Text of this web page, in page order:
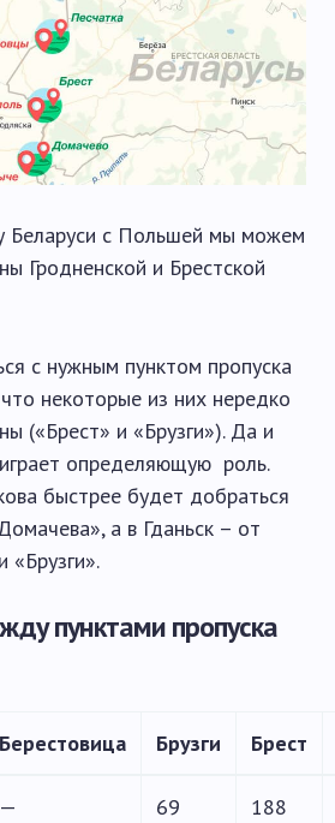
Беларуси с Польшей мы можем
Гродненской и Брестской
с нужным пунктом пропуска
некоторые из них нередко
(«Брест» и «Брузги»). Да и
определяющую роль.
быстрее будет добраться
а в Гданьск – от
«Брузги».
пунктами пропуска
Берестовица Брузги Брест
— 69 188